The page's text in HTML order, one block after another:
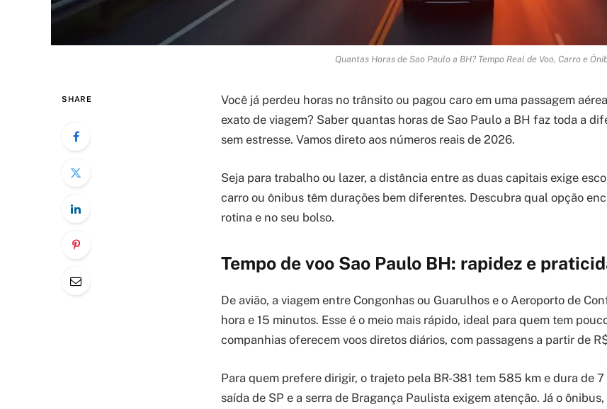
Quantas Horas de Sao Paulo a BH? Tempo Real de Voo, Carro e
SHARE
Você já perdeu horas no trânsito ou pagou caro em uma passagem
exato de viagem? Saber quantas horas de Sao Paulo a BH faz toda a
sem estresse. Vamos direto aos números reais de 2026.
Seja para trabalho ou lazer, a distância entre as duas capitais exige
carro ou ônibus têm durações bem diferentes. Descubra qual opção
rotina e no seu bolso.
Tempo de voo Sao Paulo BH: rapidez e
De avião, a viagem entre Congonhas ou Guarulhos e o Aeroporto de
hora e 15 minutos. Esse é o meio mais rápido, ideal para quem tem
companhias oferecem voos diretos diários, com passagens a partir de
Para quem prefere dirigir, o trajeto pela BR-381 tem 585 km e dura de
saída de SP e a serra de Bragança Paulista exigem atenção. Já o